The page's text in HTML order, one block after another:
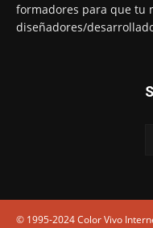
formadores para que tu
diseñadores/
© 1995-2024 Color Vivo